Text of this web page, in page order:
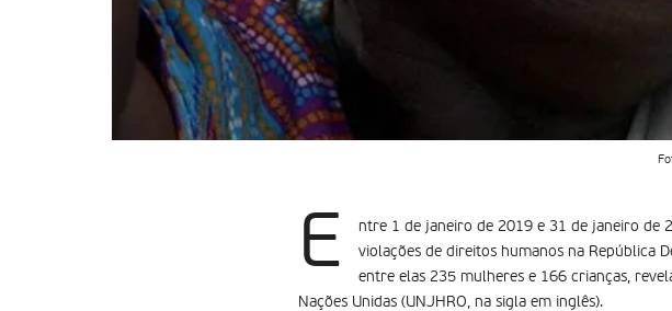
E
ntre 1 de janeiro de 2019 e 31 de janeiro de
violações de direitos humanos na República
entre elas 235 mulheres e 166 crianças,
Nações Unidas (UNJHRO, na sigla em inglês).